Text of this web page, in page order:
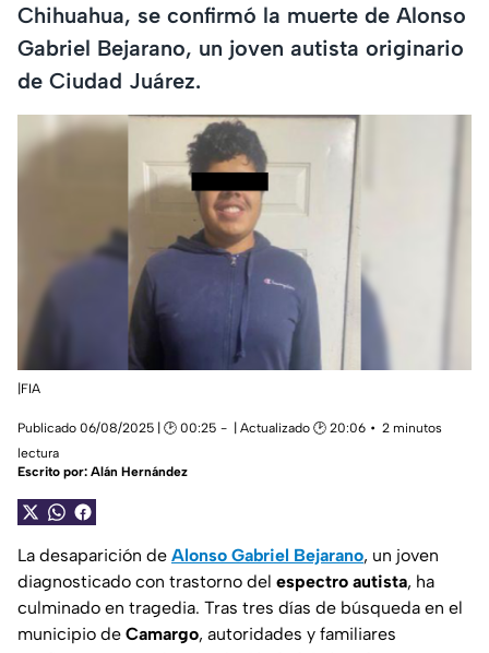
Chihuahua, se confirmó la muerte de Alonso
Gabriel Bejarano, un joven autista originario
de Ciudad Juárez.
|FIA
Publicado 06/08/2025 | 🕑 00:25 | Actualizado 🕑 20:06
2 minutos
lectura
Escrito por: Alán Hernández
La desaparición de Alonso Gabriel Bejarano, un joven
diagnosticado con trastorno del espectro autista, ha
culminado en tragedia. Tras tres días de búsqueda en el
municipio de Camargo, autoridades y familiares